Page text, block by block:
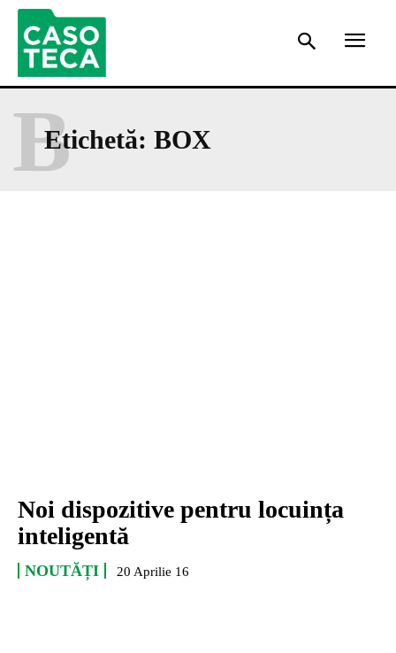
Etichetă: BOX
B
Noi dispozitive pentru locuința
inteligentă
NOUTĂȚI 20 Aprilie 16